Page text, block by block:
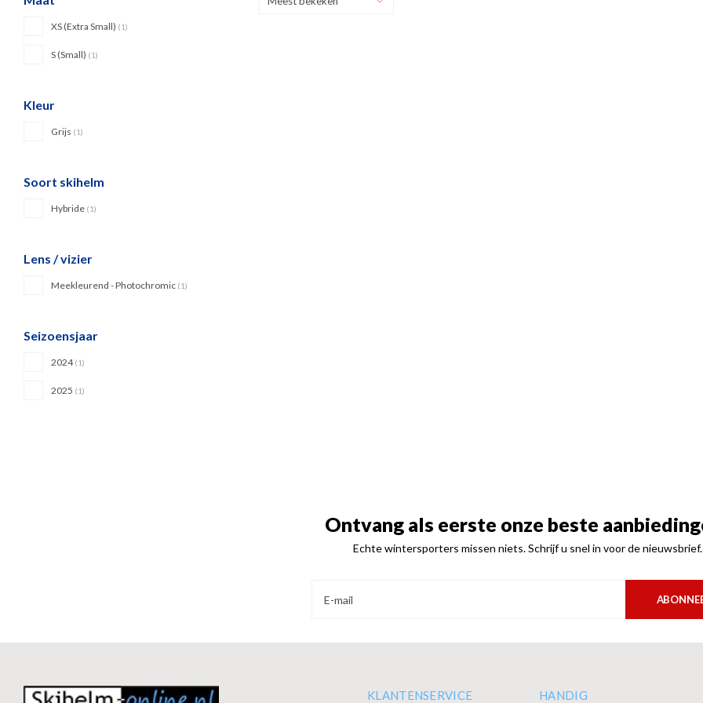
XS (Extra Small) (1)
S (Small) (1)
Kleur
Grijs (1)
Soort skihelm
Hybride (1)
Lens / vizier
Meekleurend - Photochromic (1)
Seizoensjaar
2024(1)
2025 (1)
Ontvang als eerste onze beste
Echte wintersporters missen niets. Schrijf u snel in voor de nieuwsbrief.
KLANTENSERVICE HANDIG